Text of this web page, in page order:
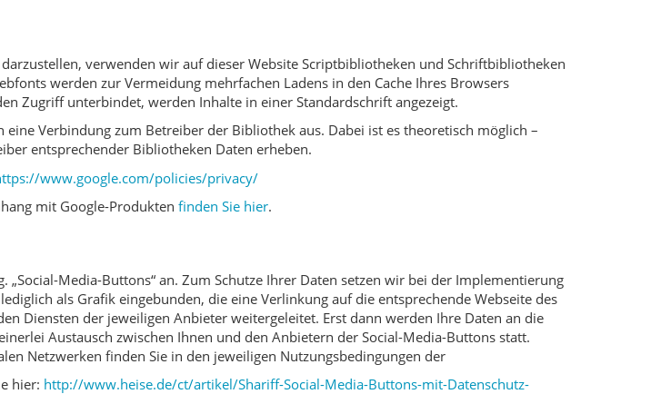
verwenden wir auf dieser Website Scriptbibliotheken und Schriftbibliotheken
werden zur Vermeidung mehrfachen Ladens in den Cache Ihres Browsers
Zugriff unterbindet, werden Inhalte in einer Standardschrift angezeigt.
Verbindung zum Betreiber der Bibliothek aus. Dabei ist es theoretisch möglich –
entsprechender Bibliotheken Daten erheben.
www.google.com/policies/privacy/
mit Google-Produkten finden Sie hier.
Media-Buttons“ an. Zum Schutze Ihrer Daten setzen wir bei der Implementierung
als Grafik eingebunden, die eine Verlinkung auf die entsprechende Webseite des
Diensten der jeweiligen Anbieter weitergeleitet. Erst dann werden Ihre Daten an die
Austausch zwischen Ihnen und den Anbietern der Social-Media-Buttons statt.
Netzwerken finden Sie in den jeweiligen Nutzungsbedingungen der
hier: http://www.heise.de/ct/artikel/Shariff-Social-Media-Buttons-mit-Datenschutz-